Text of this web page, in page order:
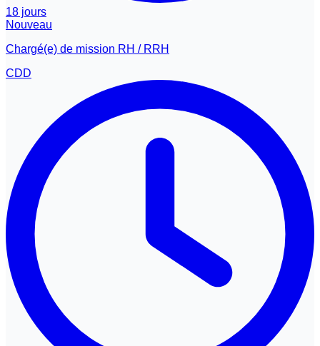
18 jours
Nouveau
Chargé(e) de mission RH / RRH
CDD